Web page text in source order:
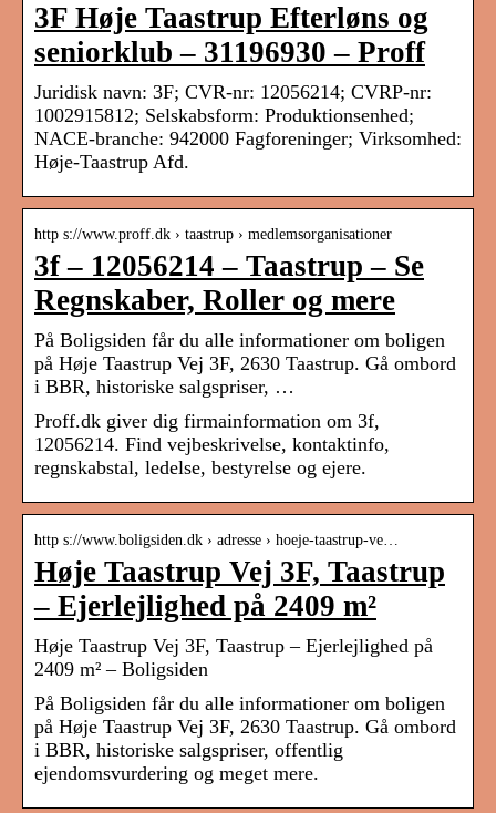
3F Høje Taastrup Efterløns og
seniorklub – 31196930 – Proff
Juridisk navn: 3F; CVR-nr: 12056214; CVRP-nr:
1002915812; Selskabsform: Produktionsenhed;
NACE-branche: 942000 Fagforeninger; Virksomhed:
Høje-Taastrup Afd.
http s://www.proff.dk › taastrup › medlemsorganisationer
3f – 12056214 – Taastrup – Se
Regnskaber, Roller og mere
På Boligsiden får du alle informationer om boligen
på Høje Taastrup Vej 3F, 2630 Taastrup. Gå ombord
i BBR, historiske salgspriser, …
Proff.dk giver dig firmainformation om 3f,
12056214. Find vejbeskrivelse, kontaktinfo,
regnskabstal, ledelse, bestyrelse og ejere.
http s://www.boligsiden.dk › adresse › hoeje-taastrup-ve…
Høje Taastrup Vej 3F, Taastrup
– Ejerlejlighed på 2409 m²
Høje Taastrup Vej 3F, Taastrup – Ejerlejlighed på
2409 m² – Boligsiden
På Boligsiden får du alle informationer om boligen
på Høje Taastrup Vej 3F, 2630 Taastrup. Gå ombord
i BBR, historiske salgspriser, offentlig
ejendomsvurdering og meget mere.